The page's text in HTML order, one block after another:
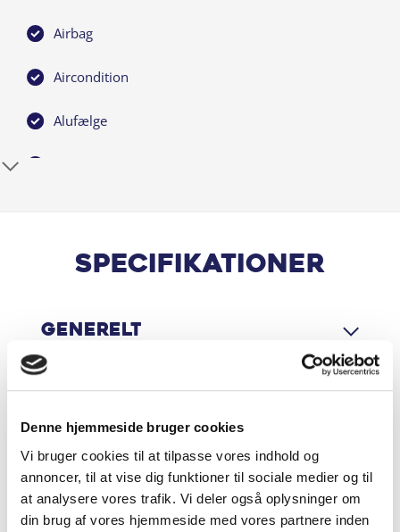
Denne hjemmeside bruger cookies
Vi bruger cookies til at tilpasse vores indhold og
annoncer, til at vise dig funktioner til sociale medier og til
at analysere vores trafik. Vi deler også oplysninger om
din brug af vores hjemmeside med vores partnere inden
Airbag
Aircondition
Alufælge
Apple CarPlay
Bakkamera
Centrallås
DAB radio
El-spejle
Specifikationer
Generelt
Økonomi